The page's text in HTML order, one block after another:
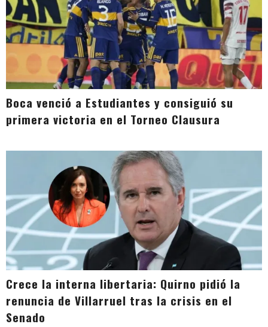
Boca venció a Estudiantes y consiguió su
primera victoria en el Torneo Clausura
Crece la interna libertaria: Quirno pidió la
renuncia de Villarruel tras la crisis en el
Senado